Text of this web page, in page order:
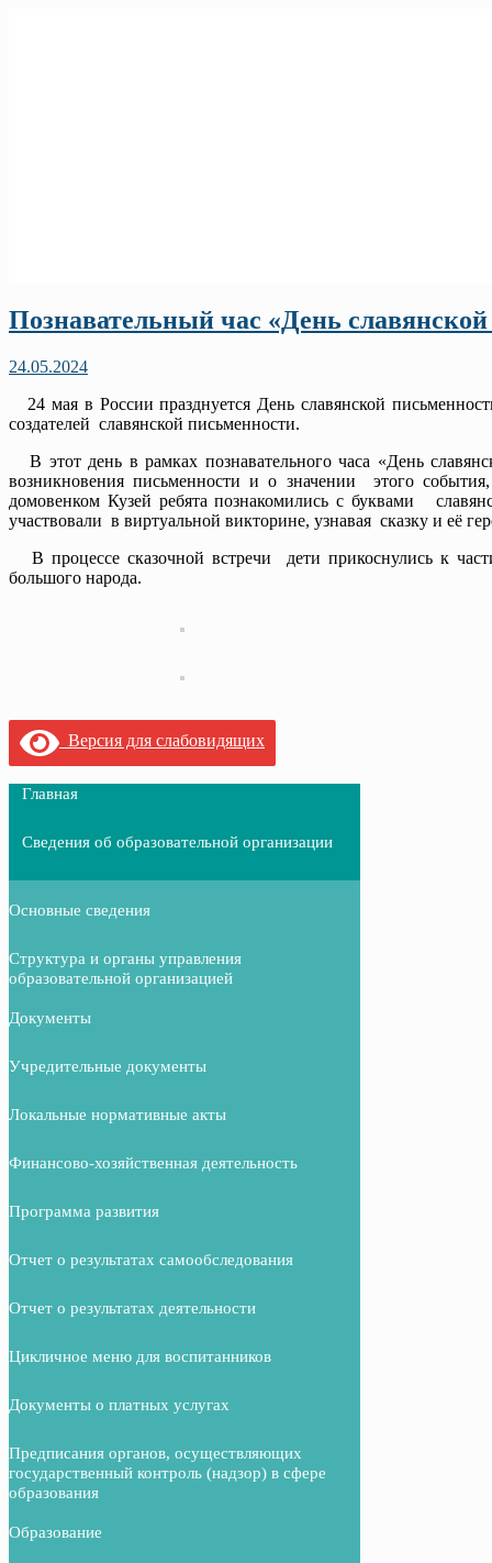
Познавательный час «День
24.05.2024
24 мая в России празднуется День славянской
создателей славянской письменности.
В этот день в рамках познавательного часа «День
возникновения письменности и о значении этого
домовенком Кузей ребята познакомились с буквами
участвовали в виртуальной викторине, узнавая сказку и её
В процессе сказочной встречи дети прикоснулись к
большого народа.
Версия для слабовидящих
Главная
Сведения об образовательной организации
Основные сведения
Структура и органы управления
образовательной организацией
Документы
Учредительные документы
Локальные нормативные акты
Финансово-хозяйственная деятельность
Программа развития
Отчет о результатах самообследования
Отчет о результатах деятельности
Цикличное меню для воспитанников
Документы о платных услугах
Предписания органов, осуществляющих
государственный контроль (надзор) в сфере
образования
Образование